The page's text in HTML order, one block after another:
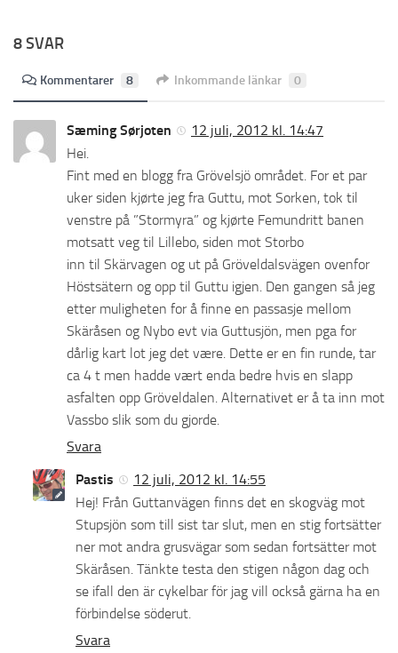
8 SVAR
Kommentarer 8 Inkommande länkar 0
Sæming Sørjoten
12 juli, 2012 kl. 14:47
Hei.
Fint med en blogg fra Grövelsjö området. For et par
uker siden kjørte jeg fra Guttu, mot Sorken, tok til
venstre på ”Stormyra” og kjørte Femundritt banen
motsatt veg til Lillebo, siden mot Storbo
inn til Skärvagen og ut på Gröveldalsvägen ovenfor
Höstsätern og opp til Guttu igjen. Den gangen så jeg
etter muligheten for å finne en passasje mellom
Skäråsen og Nybo evt via Guttusjön, men pga for
dårlig kart lot jeg det være. Dette er en fin runde, tar
ca 4 t men hadde vært enda bedre hvis en slapp
asfalten opp Gröveldalen. Alternativet er å ta inn mot
Vassbo slik som du gjorde.
Svara
Pastis
12 juli, 2012 kl. 14:55
Hej! Från Guttanvägen finns det en skogväg mot
Stupsjön som till sist tar slut, men en stig fortsätter
ner mot andra grusvägar som sedan fortsätter mot
Skäråsen. Tänkte testa den stigen någon dag och
se ifall den är cykelbar för jag vill också gärna ha en
förbindelse söderut.
Svara